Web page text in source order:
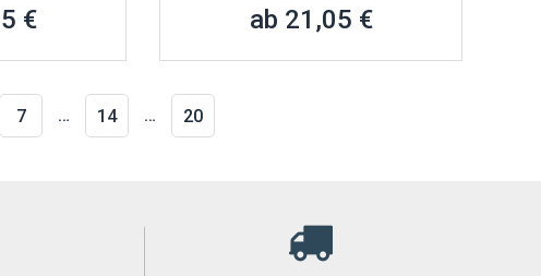
€ ab 21,05 €
7 … 14 … 20